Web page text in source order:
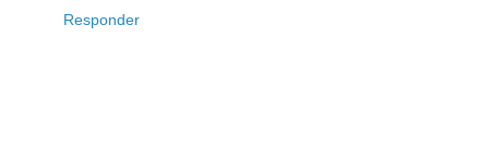
Responder